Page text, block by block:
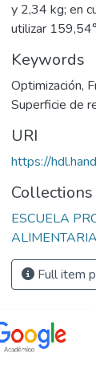
y 2,34 kg; en
utilizar
Keywords
Optimización,
Superficie de
URI
https://
Collections
ESCUELA
Full item